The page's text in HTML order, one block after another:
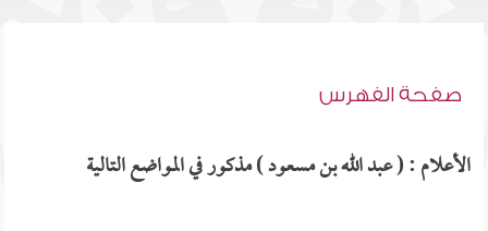
صفحة الفهرس
الأعلام : ( عبد الله بن مسعود ) مذكور في المواضع التالية